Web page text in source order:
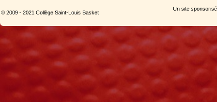
© 2009 - 2021 Collège Saint-Louis Basket
Un site